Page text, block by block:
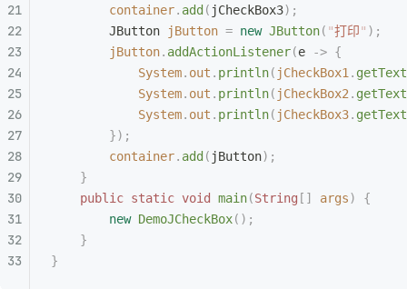
        container
. add ( jCheckBox3);
        JButton
jButton = new JButton( "打印" );
        jButton
. addActionListener(e -> {
            System
. out . println( jCheckBox1 . getText
            System
. out . println( jCheckBox2 . getText
            System
. out . println( jCheckBox3. getText
        });
        container
. add ( jButton);
    }
    public
static void main(String [] args)
{
        new
DemoJCheckBox();
    }
}